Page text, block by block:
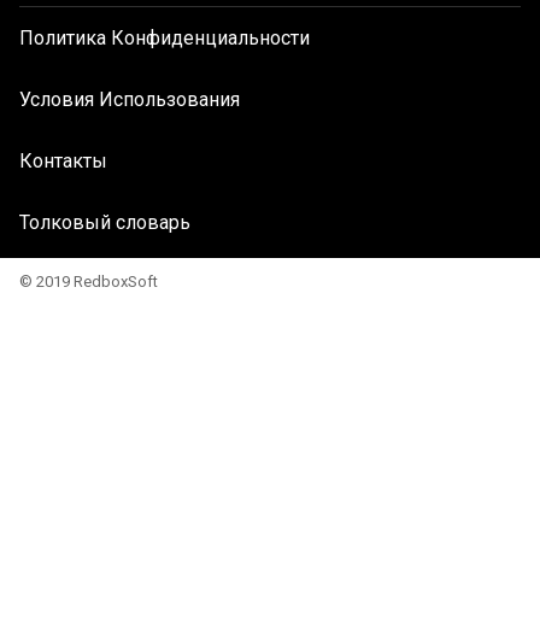
Политика Конфиденциальности
Условия Использования
Контакты
Толковый словарь
© 2019 RedboxSoft